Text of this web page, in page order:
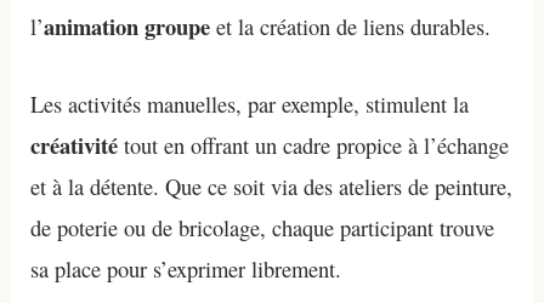
l’animation groupe et la création de liens durables.
Les activités manuelles, par exemple, stimulent la
créativité tout en offrant un cadre propice à l’échange
et à la détente. Que ce soit via des ateliers de peinture,
de poterie ou de bricolage, chaque participant trouve
sa place pour s’exprimer librement.